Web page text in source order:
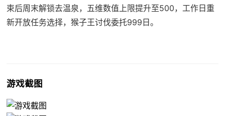
束后周末解锁去温泉，五维数值上限提升至500，工作日重
新开放任务选择，猴子王讨伐委托999日。
游戏截图